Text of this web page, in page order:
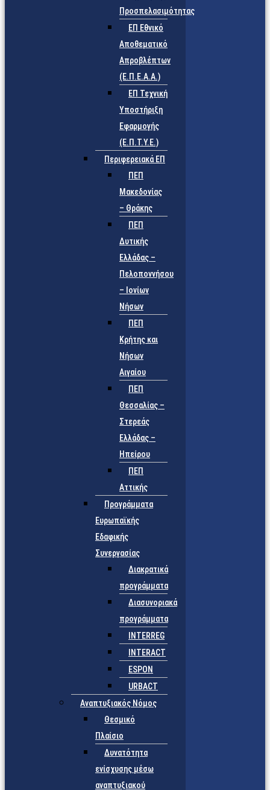
Προσπελασιμότητας
ΕΠ Εθνικό
Αποθεματικό
Απροβλέπτων
(Ε.Π.Ε.Α.Α.)
ΕΠ Τεχνική
Υποστήριξη
Εφαρμογής
(Ε.Π.Τ.Υ.Ε.)
Περιφερειακά ΕΠ
ΠΕΠ
Μακεδονίας
– Θράκης
ΠΕΠ
Δυτικής
Ελλάδας –
Πελοποννήσου
– Ιονίων
Νήσων
ΠΕΠ
Κρήτης και
Νήσων
Αιγαίου
ΠΕΠ
Θεσσαλίας –
Στερεάς
Ελλάδας –
Ηπείρου
ΠΕΠ
Αττικής
Προγράμματα
Ευρωπαϊκής
Εδαφικής
Συνεργασίας
Διακρατικά
προγράμματα
Διασυνοριακά
προγράμματα
INTERREG
INTERACT
ESPON
URBACT
Αναπτυξιακός Νόμος
Θεσμικό
Πλαίσιο
Δυνατότητα
ενίσχυσης μέσω
αναπτυξιακού